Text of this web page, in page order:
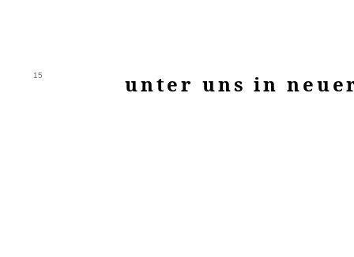
15 unter uns in